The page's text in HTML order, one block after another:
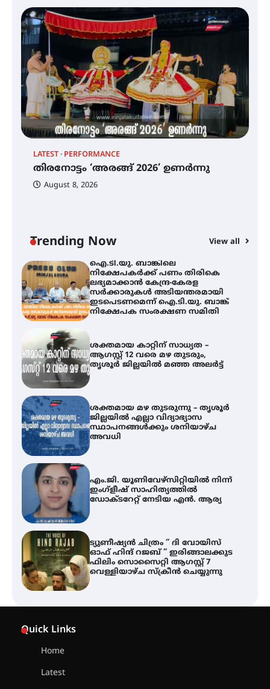
LATEST PERFORMANCE
തിരനോട്ടം ‘അരങ്ങ് 2026’ ഉണർന്നു
August 8, 2026
Trending Now View all
ജില്ലയിൽ എല്ലാ വിദ്യാഭ്യാസ
സ്ഥാപനങ്ങൾക്കും ശനിയാഴ്ച
അവധി
എം.ജി. യൂണിവേഴ്‌സിറ്റിയിൽ നിന്ന്
ഇംഗ്ളീഷ് സാഹിത്യത്തിൽ
ഡോക്ടറേറ്റ് നേടിയ എൻ. ആര്യ
ട്യുണീഷ്യൻ ചിത്രം ” ദി വോയിസ്
ഫിലിം സൊസൈറ്റി ആഗസ്റ്റ് 7
വെള്ളിയാഴ്ച സ്‌ക്രീൻ ചെയ്യുന്നു
ഐ.ടി.യു. ബാങ്കിലെ
നിക്ഷേപകർക്ക് പണം തിരികെ
ലഭ്യമാക്കാൻ കേന്ദ്ര-കേരള
സർക്കാരുകൾ അടിയന്തരമായി
ഇടപെടണമെന്ന് ഐ.ടി.യു. ബാങ്ക്
നിക്ഷേപക സംരക്ഷണ സമിതി
ശക്തമായ കാറ്റിന് സാധ്യത –
ആഗസ്റ്റ് 12 വരെ മഴ തുടരും,
തൃശൂർ ജില്ലയിൽ മഞ്ഞ അലർട്ട്
ശക്തമായ മഴ തുടരുന്നു – തൃശൂർ
ജില്ലയിൽ എല്ലാ വിദ്യാഭ്യാസ
സ്ഥാപനങ്ങൾക്കും ശനിയാഴ്ച
അവധി
എം.ജി. യൂണിവേഴ്‌സിറ്റിയിൽ നിന്ന്
ഇംഗ്ളീഷ് സാഹിത്യത്തിൽ
ഡോക്ടറേറ്റ് നേടിയ എൻ. ആര്യ
ട്യുണീഷ്യൻ ചിത്രം ” ദി വോയിസ്
ഓഫ് ഹിന്ദ് റജബ് ” ഇരിങ്ങാലക്കുട
ഫിലിം സൊസൈറ്റി ആഗസ്റ്റ് 7
വെള്ളിയാഴ്ച സ്‌ക്രീൻ ചെയ്യുന്നു
Quick Links
Home
Latest